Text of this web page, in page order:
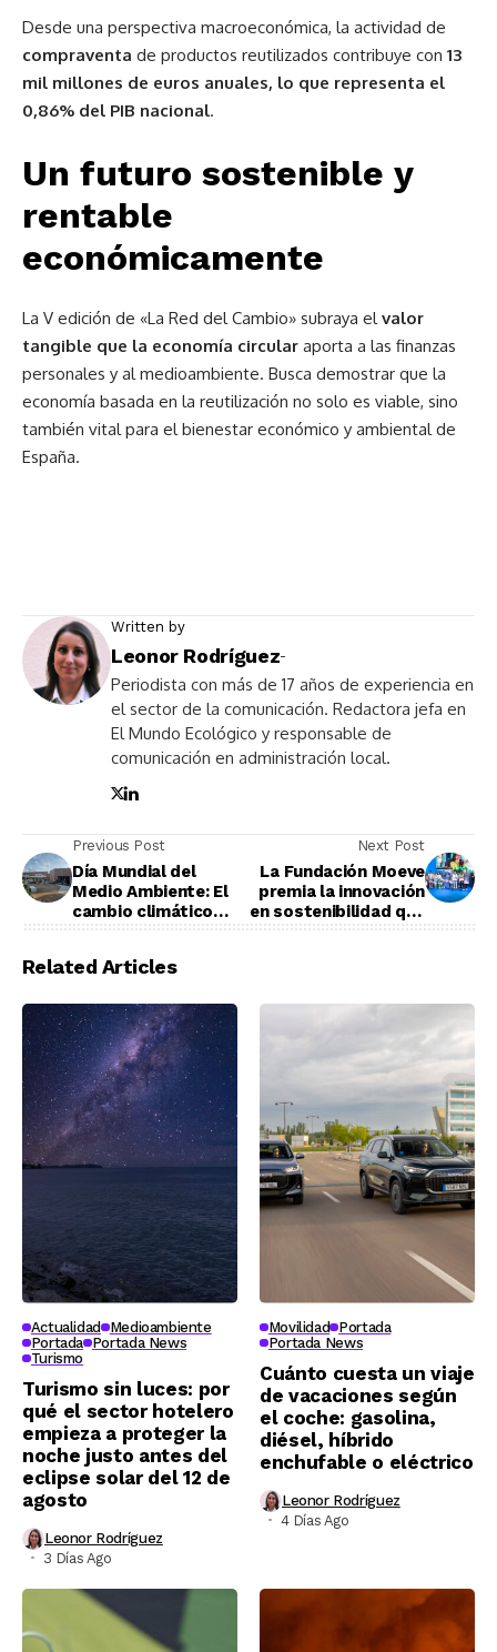
Desde una perspectiva macroeconómica, la actividad de
compraventa de productos reutilizados contribuye con 13
mil millones de euros anuales, lo que representa el
0,86% del PIB nacional.
Un futuro sostenible y
rentable
económicamente
La V edición de «La Red del Cambio» subraya el valor
tangible que la economía circular aporta a las finanzas
personales y al medioambiente. Busca demostrar que la
economía basada en la reutilización no solo es viable, sino
también vital para el bienestar económico y ambiental de
España.
Written by
Leonor Rodríguez-
Periodista con más de 17 años de experiencia en
el sector de la comunicación. Redactora jefa en
El Mundo Ecológico y responsable de
comunicación en administración local.
Previous Post
Día Mundial del
Medio Ambiente: El
cambio climático
temperaturas de las
Next Post
La Fundación Moeve
premia la innovación
en sostenibilidad que
Related Articles
Actualidad Medioambiente
Portada Portada News
Turismo
Turismo sin luces: por
qué el sector hotelero
empieza a proteger la
noche justo antes del
eclipse solar del 12 de
agosto
Leonor Rodríguez
3 Días Ago
Movilidad Portada
Portada News
Cuánto cuesta un viaje
de vacaciones según
el coche: gasolina,
diésel, híbrido
enchufable o eléctrico
Leonor Rodríguez
4 Días Ago